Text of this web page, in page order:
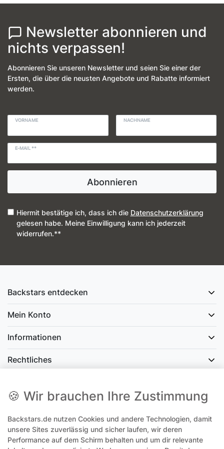
Newsletter abonnieren und
nichts verpassen!
Abonnieren Sie unseren Newsletter und seien Sie einer der
Ersten, die über die neusten Angebote und Rabatte informiert
werden.
VORNAME NACHNAME
E-MAIL **
Abonnieren
Hiermit bestätige ich, dass ich die Daten­schutz­erklärung
gelesen habe. Meine Einwilligung kann ich jederzeit
widerrufen.**
Backstars entdecken
Mein Konto
Informationen
Rechtliches
office@backstars.de
Wir antworten Ihnen schnellstmöglich. An Sonn- und Feiertagen kann
🍪 Wir brauchen Ihre Zustimmung
Backstars.de nutzen Cookies und andere Technologien, damit
unsere Sites zuverlässig und sicher laufen, wir deren
Performance auf dem Schirm behalten und um dir relevante